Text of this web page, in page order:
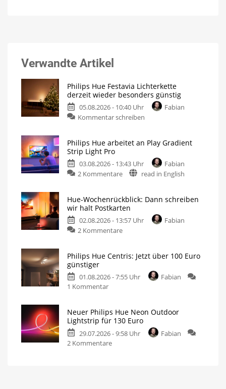
Verwandte Artikel
Philips Hue Festavia Lichterkette
derzeit wieder besonders günstig
05.08.2026 - 10:40 Uhr
Fabian
Kommentar schreiben
Philips Hue arbeitet an Play Gradient
Strip Light Pro
03.08.2026 - 13:43 Uhr
Fabian
2 Kommentare
read in English
Hue-Wochenrückblick: Dann schreiben
wir halt Postkarten
02.08.2026 - 13:57 Uhr
Fabian
2 Kommentare
Philips Hue Centris: Jetzt über 100 Euro
günstiger
01.08.2026 - 7:55 Uhr
Fabian
1 Kommentar
Neuer Philips Hue Neon Outdoor
Lightstrip für 130 Euro
29.07.2026 - 9:58 Uhr
Fabian
2 Kommentare